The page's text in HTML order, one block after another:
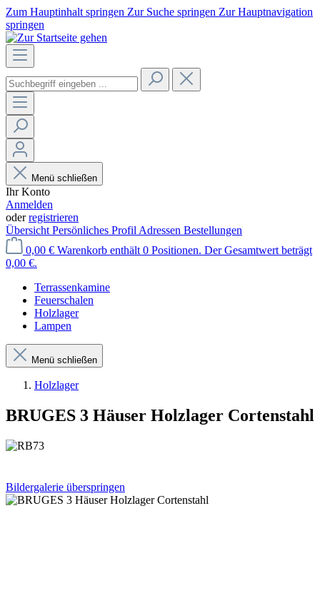
Zum Hauptinhalt springen Zur Suche springen Zur Hauptnavigation
springen
Menü schließen
Ihr Konto
Anmelden
oderregistrieren
Übersicht Persönliches Profil Adressen Bestellungen
0,00 € Warenkorb enthält 0 Positionen. Der Gesamtwert beträgt
0,00 €.
Terrassenkamine
Feuerschalen
Holzlager
Lampen
Menü schließen
Holzlager
BRUGES 3 Häuser Holzlager Cortenstahl
Bildergalerie überspringen